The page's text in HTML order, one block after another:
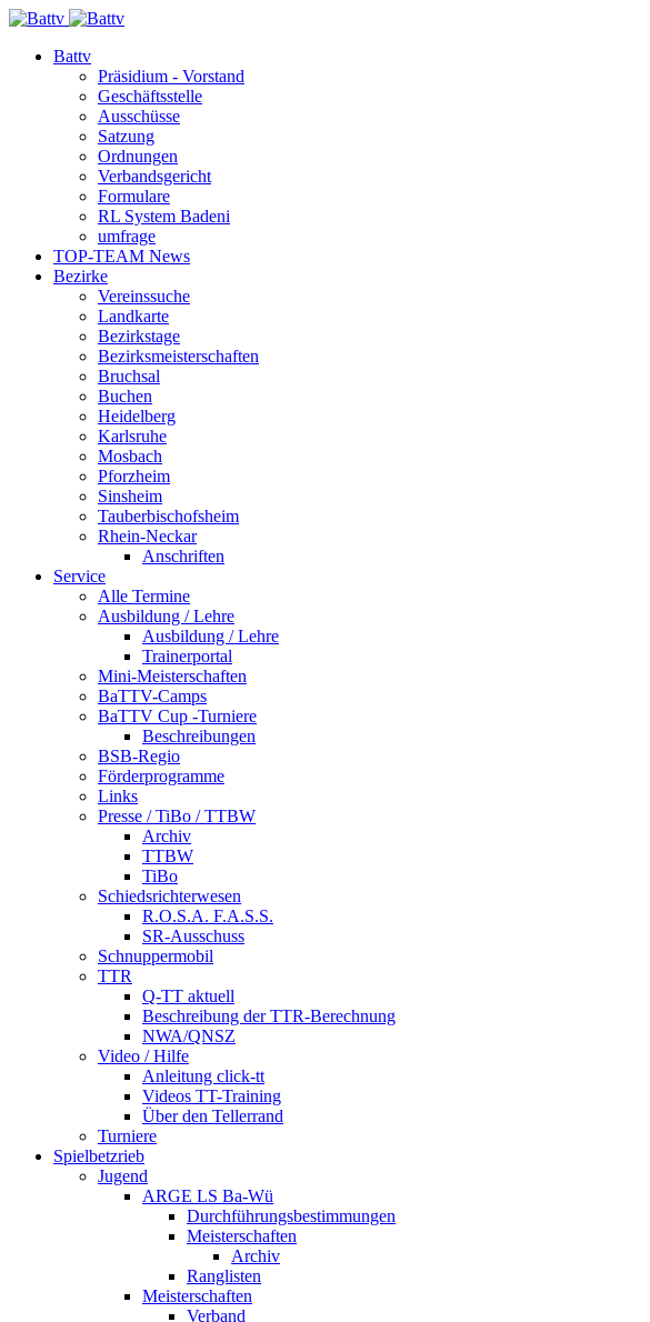
Battv
Präsidium - Vorstand
Geschäftsstelle
Ausschüsse
Satzung
Ordnungen
Verbandsgericht
Formulare
RL System Badeni
umfrage
TOP-TEAM News
Bezirke
Vereinssuche
Landkarte
Bezirkstage
Bezirksmeisterschaften
Bruchsal
Buchen
Heidelberg
Karlsruhe
Mosbach
Pforzheim
Sinsheim
Tauberbischofsheim
Rhein-Neckar
Anschriften
Service
Alle Termine
Ausbildung / Lehre
Ausbildung / Lehre
Trainerportal
Mini-Meisterschaften
BaTTV-Camps
BaTTV Cup -Turniere
Beschreibungen
BSB-Regio
Förderprogramme
Links
Presse / TiBo / TTBW
Archiv
TTBW
TiBo
Schiedsrichterwesen
R.O.S.A. F.A.S.S.
SR-Ausschuss
Schnuppermobil
TTR
Q-TT aktuell
Beschreibung der TTR-Berechnung
NWA/QNSZ
Video / Hilfe
Anleitung click-tt
Videos TT-Training
Über den Tellerrand
Turniere
Spielbetzrieb
Jugend
ARGE LS Ba-Wü
Durchführungsbestimmungen
Meisterschaften
Archiv
Ranglisten
Meisterschaften
Verband